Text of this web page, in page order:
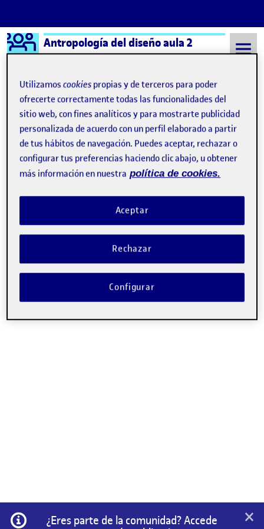
Saltar al contenido
Logo Ágora
Antropología del diseño aula 2
Semestre 20222 - Aula 2 2 Junio, 2023
2 Junio, 2023
Publicado por
Veronica Rousselot Tintoré
Fecha de publicación
comentarioen Etografía para el diseño
CONTRIBUTION
EN ETOGRAFÍA PARA EL DISEÑO
No hay comentarios.
Información
¿Eres parte de la comunidad? Accede
×
Utilizamoscookies propias y de terceros para poder
ofrecerte correctamente todas las funcionalidades del
sitio web, con fines analíticos y para mostrarte publicidad
personalizada de acuerdo con un perfil elaborado a partir
de tus hábitos de navegación. Puedes aceptar, rechazar o
configurar tus preferencias haciendo clic abajo, u obtener
más información en nuestra política de cookies.
Rechazar
Aceptar
Configurar